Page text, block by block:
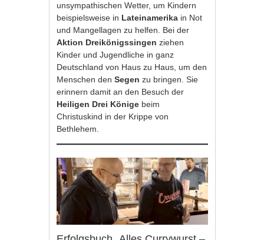
unsympathischen Wetter, um Kindern
beispielsweise in Lateinamerika in Not
und Mangellagen zu helfen. Bei der
Aktion Dreikönigssingen ziehen
Kinder und Jugendliche in ganz
Deutschland von Haus zu Haus, um den
Menschen denSegenzu bringen. Sie
erinnern damit an den Besuch der
Heiligen Drei Könige beim
Christuskind in der Krippe von
Bethlehem.